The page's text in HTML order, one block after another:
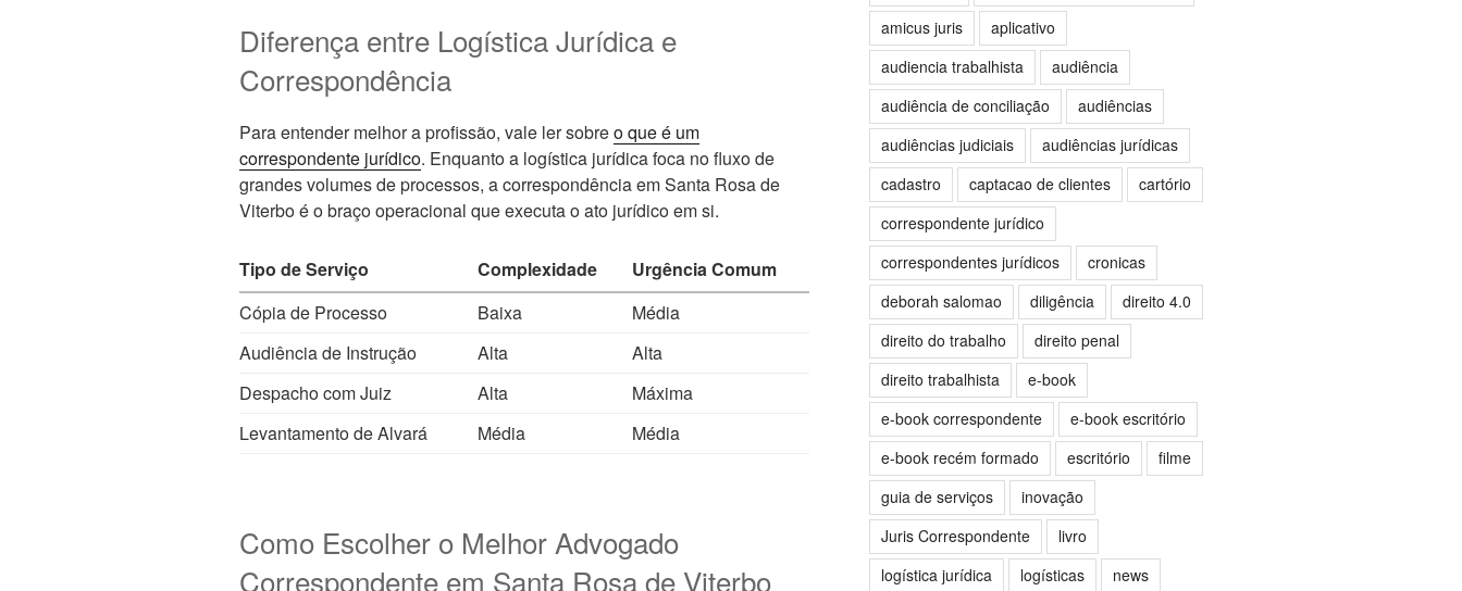
Diferença entre Logística Jurídica e
Correspondência
Para entender melhor a profissão, vale ler sobreo que é um
correspondente jurídico. Enquanto a logística jurídica foca no fluxo de
grandes volumes de processos, a correspondência em Santa Rosa de
Viterbo é o braço operacional que executa o ato jurídico em si.
Tipo de Serviço Complexidade
Urgência Comum
Cópia de Processo
Baixa
Média
Audiência de Instrução
Alta
Alta
Despacho com Juiz
Alta
Máxima
Levantamento de Alvará
Média Média
Como Escolher o Melhor Advogado
Correspondente em Santa Rosa de Viterbo
amicus juris
aplicativo
audiencia trabalhista
audiência
audiência de conciliação
audiências
audiências judiciais
audiências jurídicas
cadastro
captacao de clientes
cartório
correspondente jurídico
correspondentes jurídicos
cronicas
deborah salomao
diligência
direito 4.0
direito do trabalho
direito penal
direito trabalhista
e-book
e-book correspondente
e-book escritório
e-book recém formado
escritório
filme
guia de serviços
inovação
Juris Correspondente
livro
logística jurídica
logísticas news